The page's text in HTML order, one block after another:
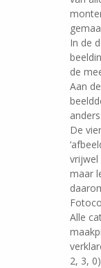
In de
de
Aan
anders.
De
vrijwel
maar
Alle
2, 3, 0)